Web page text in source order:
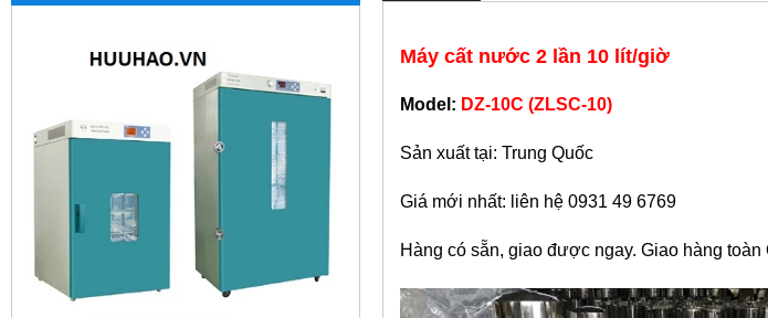
Máy cất nước 2 lần 10 lít/giờ
Model: DZ-10C (ZLSC-10)
Sản xuất tại: Trung Quốc
Giá mới nhất: liên hệ 0931 49 6769
Hàng có sẵn, giao được ngay. Giao hàng